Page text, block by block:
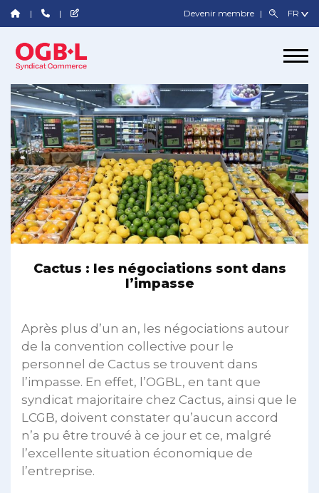
Devenir membre
Cactus : les négociations sont dans
l’impasse
Après plus d’un an, les négociations autour
de la convention collective pour le
personnel de Cactus se trouvent dans
l’impasse. En effet, l’OGBL, en tant que
syndicat majoritaire chez Cactus, ainsi que le
LCGB, doivent constater qu’aucun accord
n’a pu être trouvé à ce jour et ce, malgré
l’excellente situation économique de
l’entreprise.